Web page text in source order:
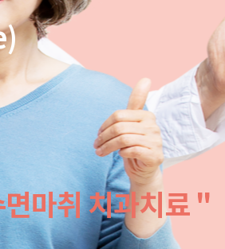
마취 치과치료 "